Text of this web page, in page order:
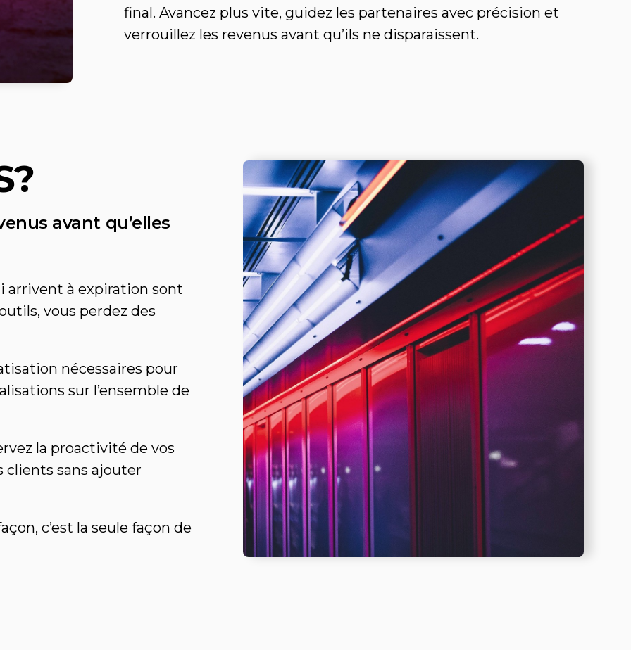
final. Avancez plus vite, guidez les partenaires avec précision et
verrouillez les revenus avant qu’ils ne disparaissent.
avant qu’elles
arrivent à expiration sont
vous perdez des
nécessaires pour
sur l’ensemble de
la proactivité de vos
clients sans ajouter
c’est la seule façon de